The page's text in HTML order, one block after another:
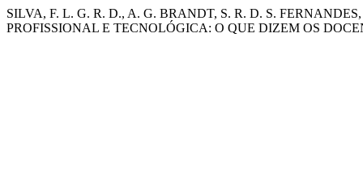
SILVA, F. L. G. R. D., A. G. BRANDT, S. R. D. S.
PROFISSIONAL E TECNOLÓGICA: O QUE DIZEM OS